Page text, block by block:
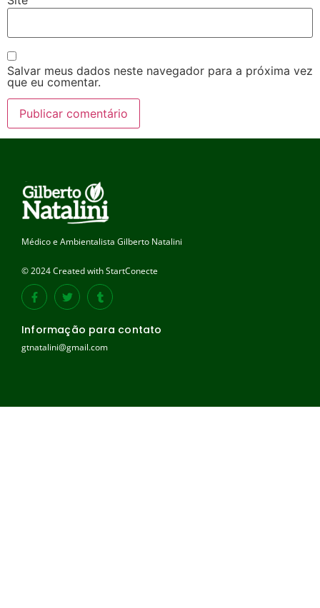
Salvar meus dados neste navegador para a próxima vez
que eu comentar.
Médico e Ambientalista Gilberto Natalini
© 2024 Created with StartConecte
Informação para contato
gtnatalini@gmail.com